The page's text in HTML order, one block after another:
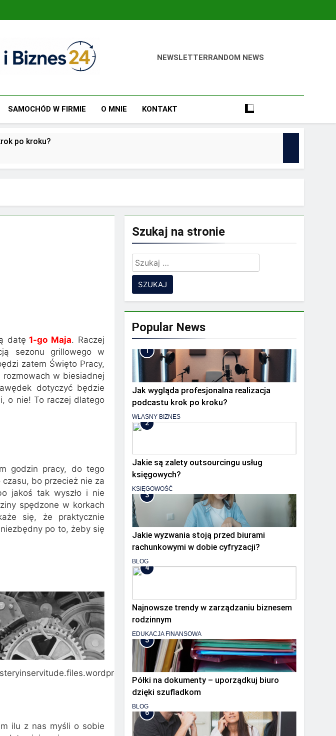
24
NEWSLETTERRANDOM NEWS
SAMOCHÓD W FIRMIE O MNIE KONTAKT
po kroku?
w dobie cyfryzacji?
Co to jest zespół rozproszony?
datę 1-go Maja. Raczej
sezonu grillowego w
zatem Święto Pracy,
rozmowach w biesiadnej
dotyczyć będzie
o nie! To raczej dlatego
godzin pracy, do tego
bo przecież nie za
jakoś tak wyszło i nie
spędzone w korkach
się, że praktycznie
po to, żeby się
ilu z nas myśli o sobie
Szukaj na stronie
Szukaj:
Popular News
1
Jak wygląda profesjonalna realizacja
podcastu krok po kroku?
WŁASNY BIZNES
2
Jakie są zalety outsourcingu usług
księgowych?
KSIĘGOWOŚĆ
3
Jakie wyzwania stoją przed biurami
rachunkowymi w dobie cyfryzacji?
BLOG
4
Najnowsze trendy w zarządzaniu biznesem
rodzinnym
EDUKACJA FINANSOWA
5
Półki na dokumenty – uporządkuj biuro
dzięki szufladkom
BLOG
6